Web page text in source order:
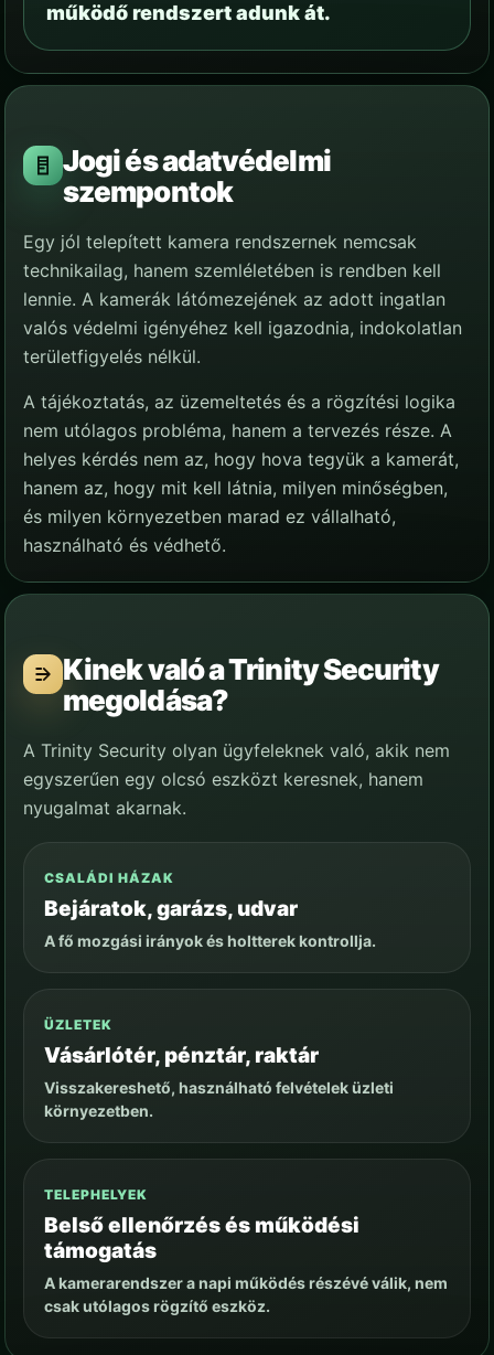
működő rendszert adunk át.
Jogi és adatvédelmi
szempontok
Egy jól telepített kamera rendszernek nemcsak
technikailag, hanem szemléletében is rendben kell
lennie. A kamerák látómezejének az adott ingatlan
valós védelmi igényéhez kell igazodnia, indokolatlan
területfigyelés nélkül.
A tájékoztatás, az üzemeltetés és a rögzítési logika
nem utólagos probléma, hanem a tervezés része. A
helyes kérdés nem az, hogy hova tegyük a kamerát,
hanem az, hogy mit kell látnia, milyen minőségben,
és milyen környezetben marad ez vállalható,
használható és védhető.
Kinek való a Trinity Security
megoldása?
A Trinity Security olyan ügyfeleknek való, akik nem
egyszerűen egy olcsó eszközt keresnek, hanem
nyugalmat akarnak.
CSALÁDI HÁZAK
Bejáratok, garázs, udvar
A fő mozgási irányok és holtterek kontrollja.
ÜZLETEK
Vásárlótér, pénztár, raktár
Visszakereshető, használható felvételek üzleti
környezetben.
TELEPHELYEK
Belső ellenőrzés és működési
támogatás
A kamerarendszer a napi működés részévé válik, nem
csak utólagos rögzítő eszköz.